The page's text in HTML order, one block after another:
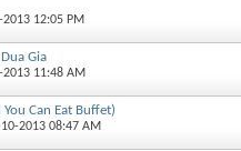
2013 12:05 PM
Gia
2013 11:48 AM
Can Eat Buffet)
2013 08:47 AM